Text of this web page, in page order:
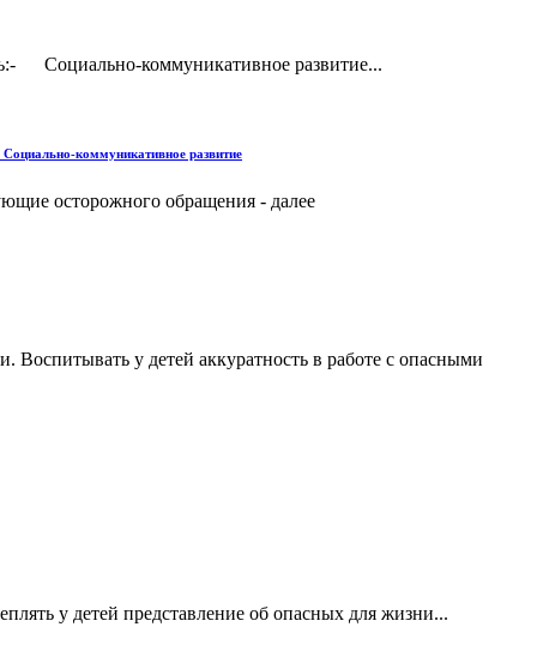
Социально-коммуникативное развитие...
коммуникативное развитие
осторожного обращения - далее
у детей аккуратность в работе с опасными
у детей представление об опасных для жизни...